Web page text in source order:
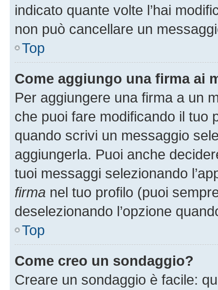
indicato quante volte l’hai
non può cancellare un
Top
Come aggiungo una firma ai
Per aggiungere una firma a un
che puoi fare modificando il tuo
quando scrivi un messaggio
aggiungerla. Puoi anche
tuoi messaggi selezionando
firma nel tuo profilo (puoi
deselezionando l’opzione
Top
Come creo un sondaggio?
Creare un sondaggio è facile: